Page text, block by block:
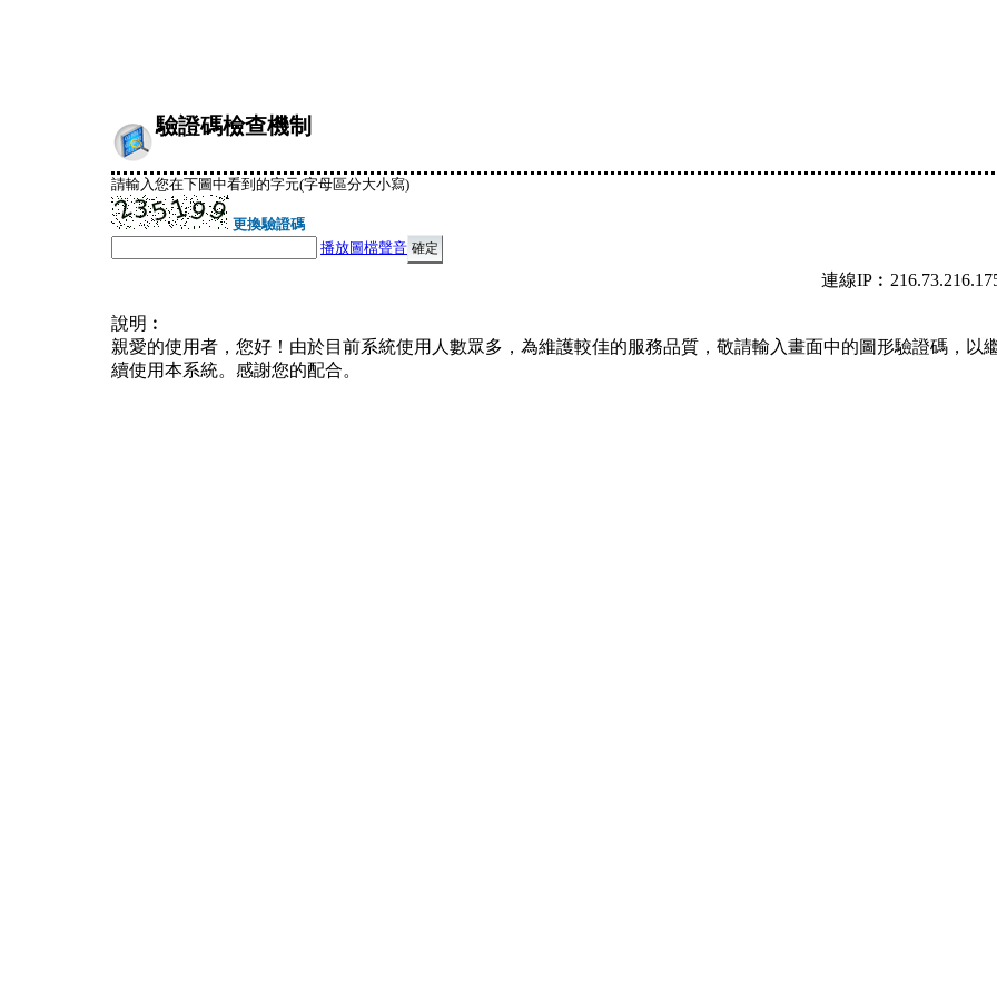
驗證碼檢查機制
請輸入您在下圖中看到的字元(字母區分大小寫)
更換驗證碼
播放圖檔聲音
連線
說明︰
親愛的使用者，您好！由於目前系統使用人數眾多，為維護較佳的服務品質，敬請輸入畫面中的圖形驗證碼，以
續使用本系統。感謝您的配合。